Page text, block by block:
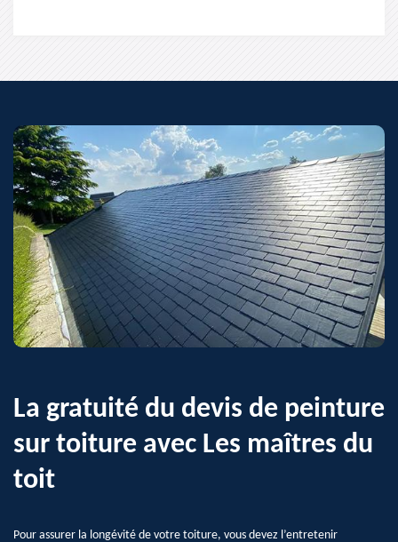
La gratuité du devis de peinture
sur toiture avec Les maîtres du
toit
Pour assurer la longévité de votre toiture, vous devez l’entretenir